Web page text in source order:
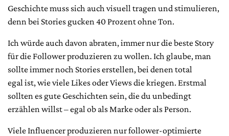
Geschichte muss sich auch visuell tragen und stimulieren,
denn bei Stories gucken 40 Prozent ohne Ton.
Ich würde auch davon abraten, immer nur die beste Story
für die Follower produzieren zu wollen. Ich glaube, man
sollte immer noch Stories erstellen, bei denen total
egal ist, wie viele Likes oder Views die kriegen. Erstmal
sollten es gute Geschichten sein, die du unbedingt
erzählen willst – egal ob als Marke oder als Person.
Viele Influencer produzieren nur follower-optimierte